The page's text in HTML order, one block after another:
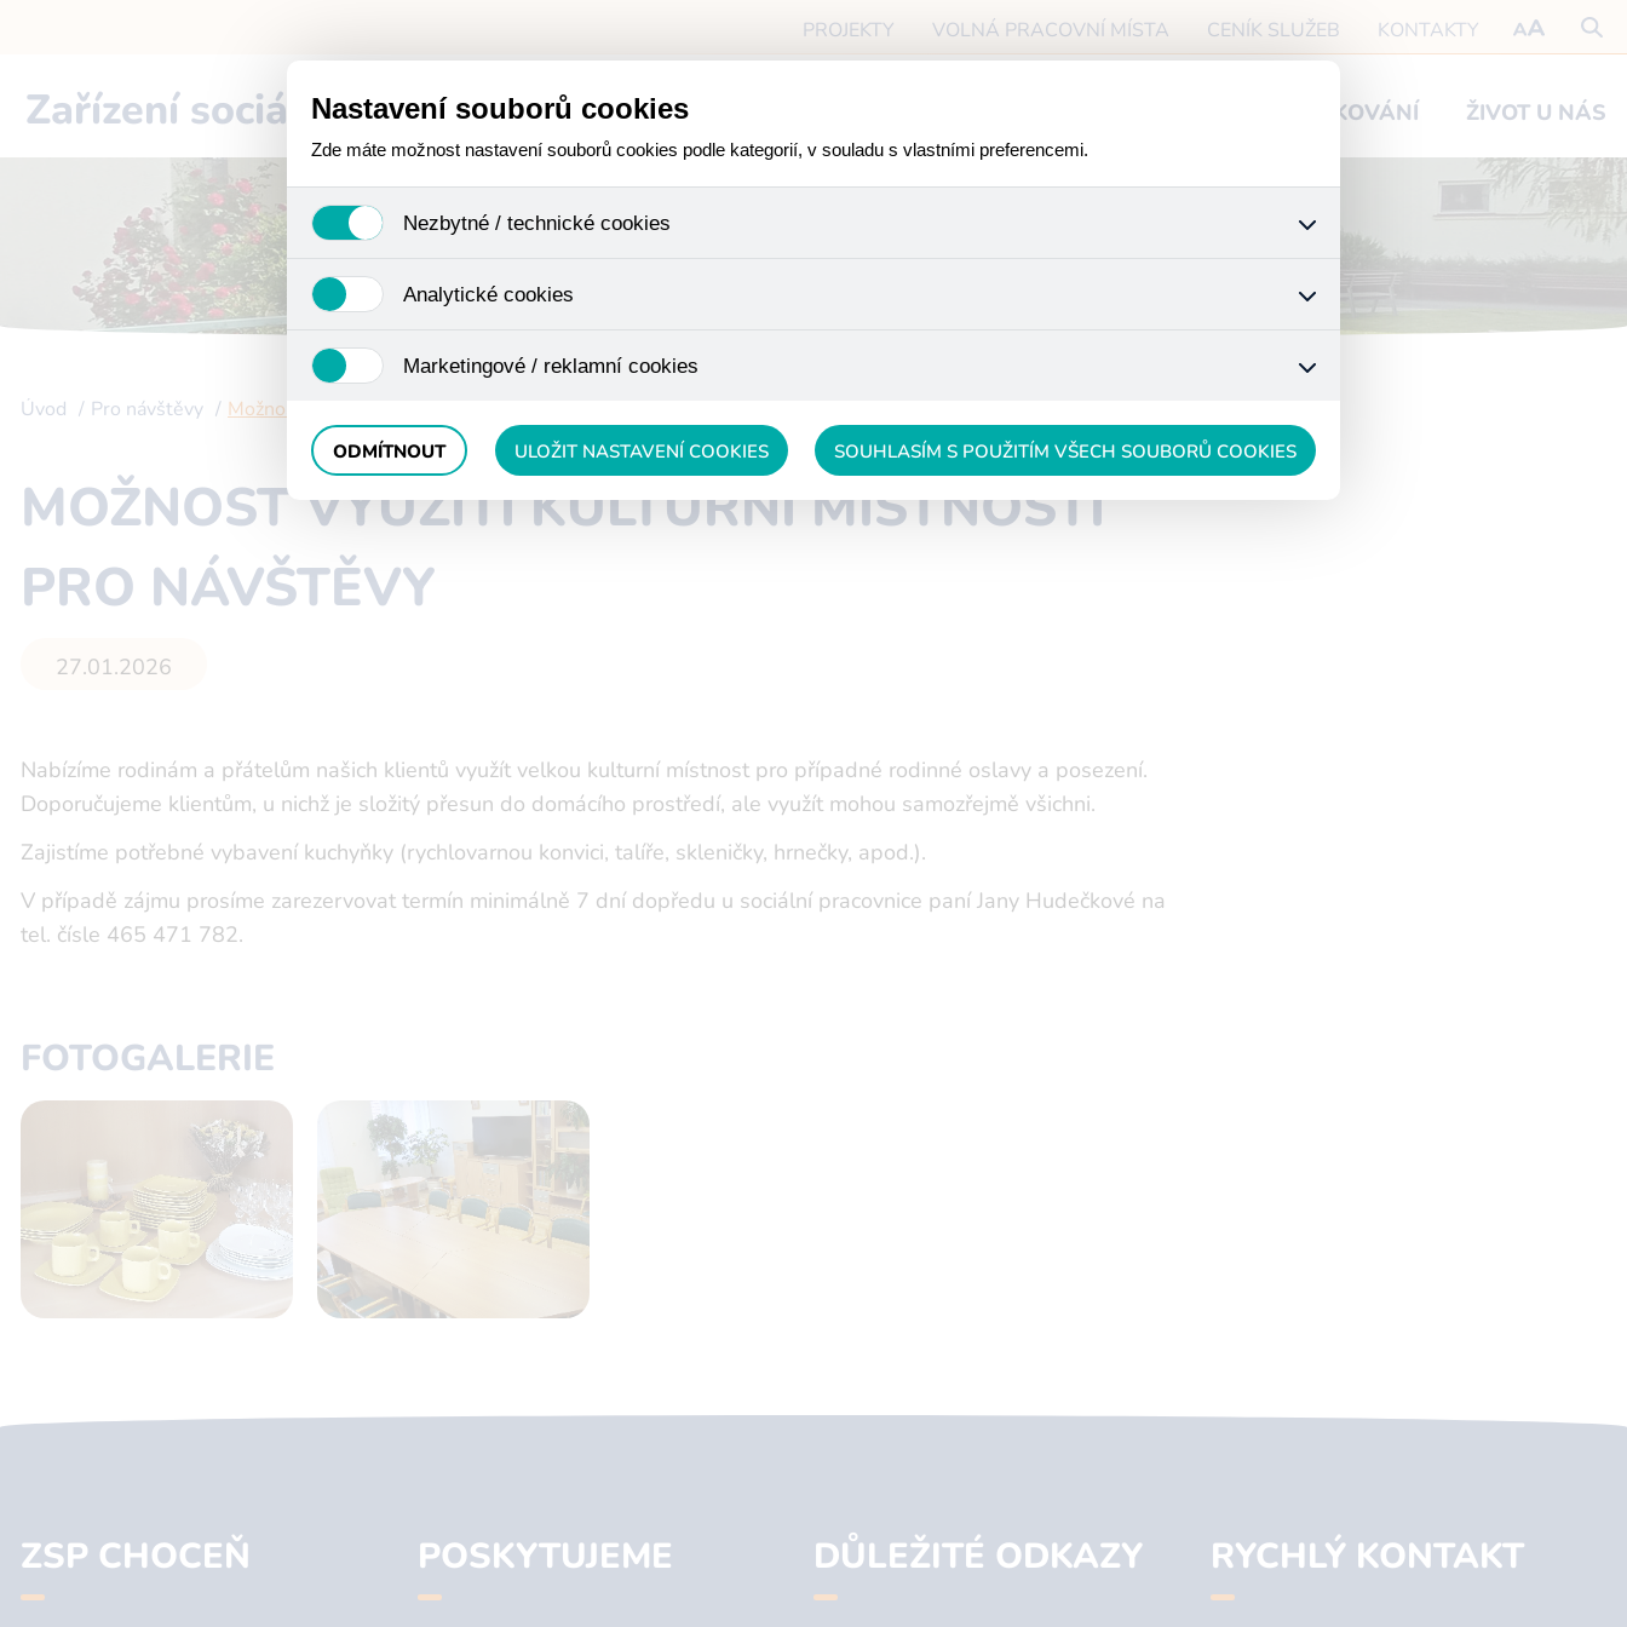
Zařízení sociální péčeChoceň
PROJEKTY VOLNÁ PRACOVNÍ MÍSTA CENÍK SLUŽEB KONTAKTY
PODĚKOVÁNÍ ŽIVOT U NÁS
Úvod Pro návštěvy Možnost využití kulturní místnosti pro návštěvy
MOŽNOST VYUŽITÍ KULTURNÍ MÍSTNOSTI
PRO NÁVŠTĚVY
27.01.2026
Nabízíme rodinám a přátelům našich klientů využít velkou kulturní místnost pro případné rodinné oslavy a posezení.
Doporučujeme klientům, u nichž je složitý přesun do domácího prostředí, ale využít mohou samozřejmě všichni.
Zajistíme potřebné vybavení kuchyňky (rychlovarnou konvici, talíře, skleničky, hrnečky, apod.).
V případě zájmu prosíme zarezervovat termín minimálně 7 dní dopředu u sociální pracovnice paní Jany Hudečkové na
tel. čísle 465 471 782.
FOTOGALERIE
ZSP CHOCEŇ POSKYTUJEME DŮLEŽITÉ ODKAZY RYCHLÝ KONTAKT
Nastavení souborů cookies
Zde máte možnost nastavení souborů cookies podle kategorií, v souladu s vlastními preferencemi.
Nezbytné / technické cookies
funkcí. Používají se mimo jiné k ukládání produktů v nákupním košíku, ovládání filtrů a také nastavení souhlasu s
Analytické cookies
anonymizaci se již nejedná o osobní údaje, protože anonymizované cookies nelze přiřadit konkrétnímu uživateli.
Marketingové / reklamní cookies
ODMÍTNOUT ULOŽIT NASTAVENÍ COOKIES SOUHLASÍM S POUŽITÍM VŠECH SOUBORŮ COOKIES